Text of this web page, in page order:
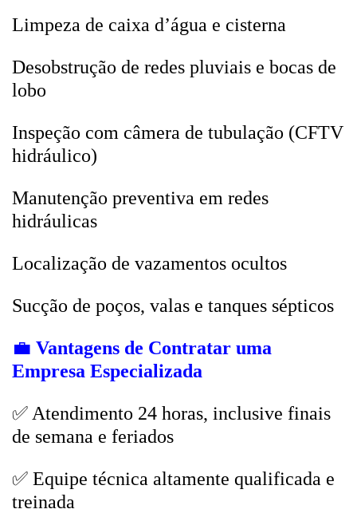
Limpeza de caixa d’água e cisterna
Desobstrução de redes pluviais e bocas de
lobo
Inspeção com câmera de tubulação (CFTV
hidráulico)
Manutenção preventiva em redes
hidráulicas
Localização de vazamentos ocultos
Sucção de poços, valas e tanques sépticos
💼 Vantagens de Contratar uma
Empresa Especializada
✅ Atendimento 24 horas, inclusive finais
de semana e feriados
✅ Equipe técnica altamente qualificada e
treinada